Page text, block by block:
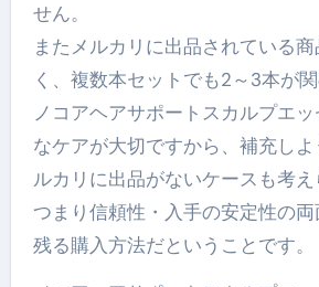
せん。
またメルカリに出品されている
く、複数本セットでも2～3本が関
ノコアヘアサポートスカルプエ
なケアが大切ですから、補充し
ルカリに出品がないケースも考え
つまり信頼性・入手の安定性の
残る購入方法だということです。